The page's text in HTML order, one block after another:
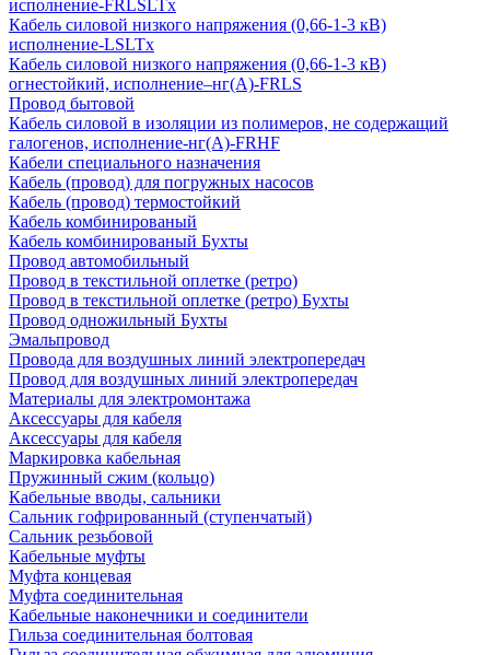
исполнение-FRLSLTx
Кабель силовой низкого напряжения (0,66-1-3 кВ)
исполнение-LSLTx
Кабель силовой низкого напряжения (0,66-1-3 кВ)
огнестойкий, исполнение–нг(А)-FRLS
Провод бытовой
Кабель силовой в изоляции из полимеров, не содержащий
галогенов, исполнение-нг(А)-FRHF
Кабели специального назначения
Кабель (провод) для погружных насосов
Кабель (провод) термостойкий
Кабель комбинированый
Кабель комбинированый Бухты
Провод автомобильный
Провод в текстильной оплетке (ретро)
Провод в текстильной оплетке (ретро) Бухты
Провод одножильный Бухты
Эмальпровод
Провода для воздушных линий электропередач
Провод для воздушных линий электропередач
Материалы для электромонтажа
Аксессуары для кабеля
Аксессуары для кабеля
Маркировка кабельная
Пружинный сжим (кольцо)
Кабельные вводы, сальники
Сальник гофрированный (ступенчатый)
Сальник резьбовой
Кабельные муфты
Муфта концевая
Муфта соединительная
Кабельные наконечники и соединители
Гильза соединительная болтовая